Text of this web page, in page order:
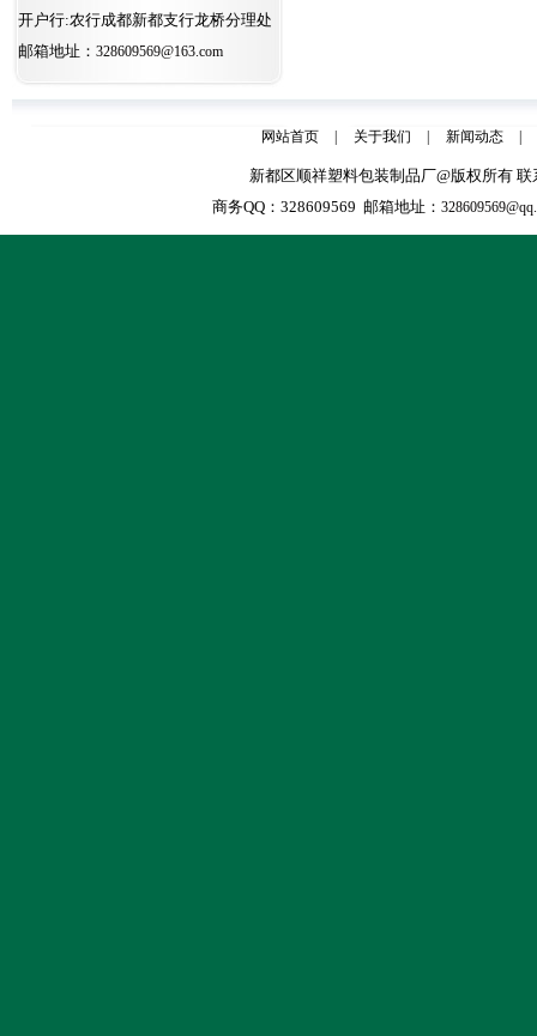
开户行:农行成都新都支行龙桥分理处
邮箱地址： 328609569@163.com
网站首页 关于我们 新闻动态
新都区顺祥塑料包装制品厂@版权所有
商务QQ：328609569 邮箱地址：